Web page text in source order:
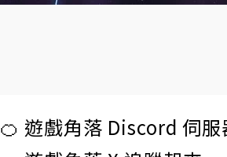
🍊 遊戲角落 Discord 伺服